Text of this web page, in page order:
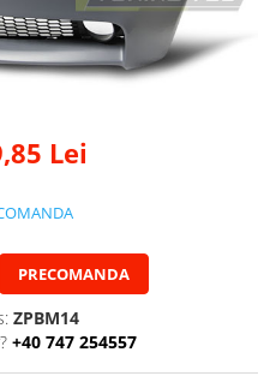
Lei
PRECOMANDA
ZPBM14
+40 747 254557